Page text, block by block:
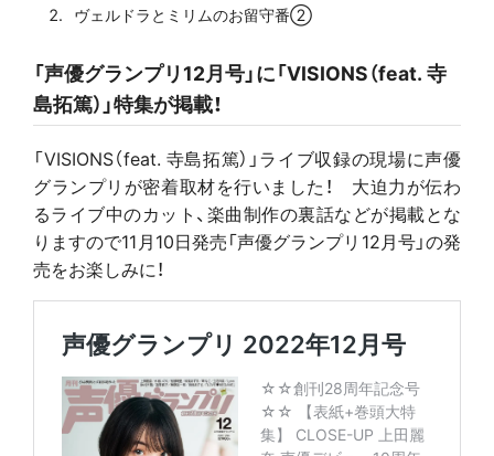
ヴェルドラとミリムのお留守番②
「声優グランプリ12月号」に「VISIONS（feat. 寺
島拓篤）」特集が掲載！
「VISIONS（feat. 寺島拓篤）」ライブ収録の現場に声優
グランプリが密着取材を行いました！ 大迫力が伝わ
るライブ中のカット、楽曲制作の裏話などが掲載とな
りますので11月10日発売「声優グランプリ12月号」の発
売をお楽しみに！